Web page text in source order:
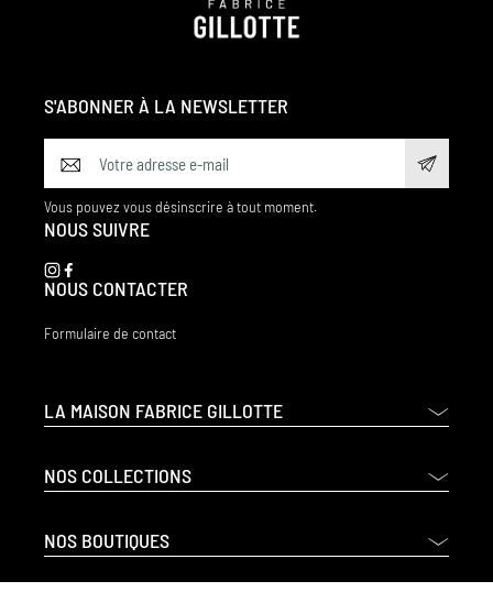
LA MAISON FABRICE GILLOTTE
NOS COLLECTIONS
NOS BOUTIQUES
S'ABONNER À LA NEWSLETTER
Vous pouvez vous désinscrire à tout moment.
NOUS SUIVRE
NOUS CONTACTER
Formulaire de contact